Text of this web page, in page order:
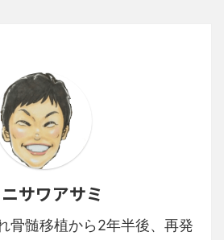
サワアサミ
骨髄移植から2年半後、再発